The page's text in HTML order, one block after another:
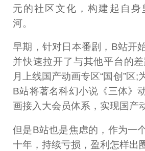
元的社区文化，构建起自身
河。
早期，针对日本番剧，B站开
并快速拉开了与其他平台的
月上线国产动画专区“国创”区;
B站将著名科幻小说《三体》
画接入大会员体系，实现国产
但是B站也是焦虑的，作为一
十年，持续亏损，盈利怎样出